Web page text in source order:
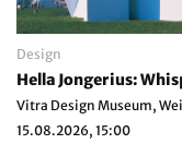
Design
Hella Jongerius:
Vitra Design Museum,
15.08.2026, 15:00